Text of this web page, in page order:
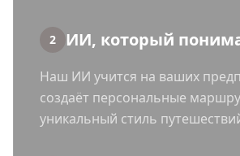
2 ИИ, который
Наш ИИ учится на ваших
создаёт персональные
уникальный стиль